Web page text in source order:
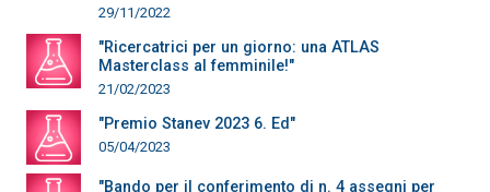
29/11/2022
"Ricercatrici per un giorno: una ATLAS
Masterclass al femminile!"
21/02/2023
"Premio Stanev 2023 6. Ed"
05/04/2023
"Bando per il conferimento di n. 4 assegni per